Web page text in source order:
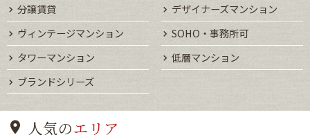
分譲賃貸
デザイナーズマンション
ヴィンテージマンション
SOHO・事務所可
タワーマンション
低層マンション
ブランドシリーズ
人気のエリア